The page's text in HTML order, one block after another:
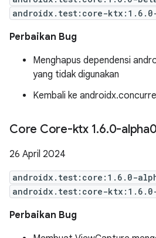
androidx.test:core-ktx:1.6.0-
Perbaikan Bug
Menghapus dependensi
yang tidak digunakan
Kembali ke
Core Core-ktx 1.6.0-
26 April 2024
androidx.test:core:1.6.0-
androidx.test:core-
Perbaikan Bug